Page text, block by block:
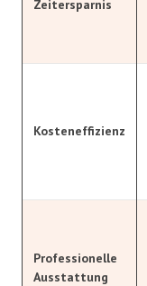
Zeitersparnis
Kosteneffizienz
Professionelle
Ausstattung